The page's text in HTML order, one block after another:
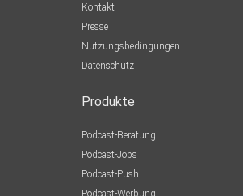
Kontakt
Presse
Nutzungsbedingungen
Datenschutz
Produkte
Podcast-Beratung
Podcast-Jobs
Podcast-Push
Podcast-Werbung